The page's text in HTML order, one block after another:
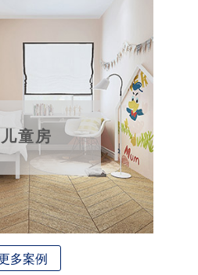
儿童房
多案例